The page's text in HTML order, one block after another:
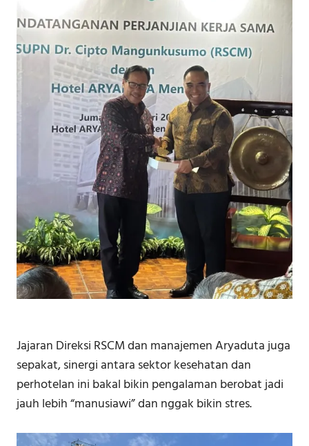
Jajaran Direksi RSCM dan manajemen Aryaduta juga
sepakat, sinergi antara sektor kesehatan dan
perhotelan ini bakal bikin pengalaman berobat jadi
jauh lebih “manusiawi” dan nggak bikin stres.